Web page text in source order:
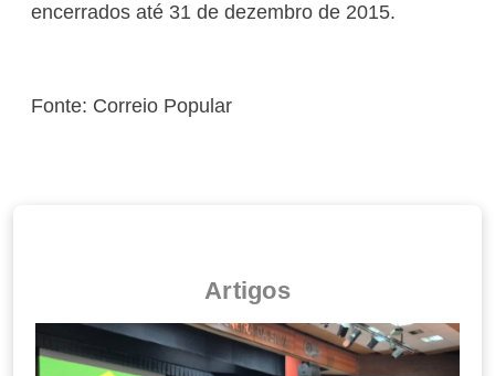
encerrados até 31 de dezembro de 2015.
Fonte: Correio Popular
Artigos